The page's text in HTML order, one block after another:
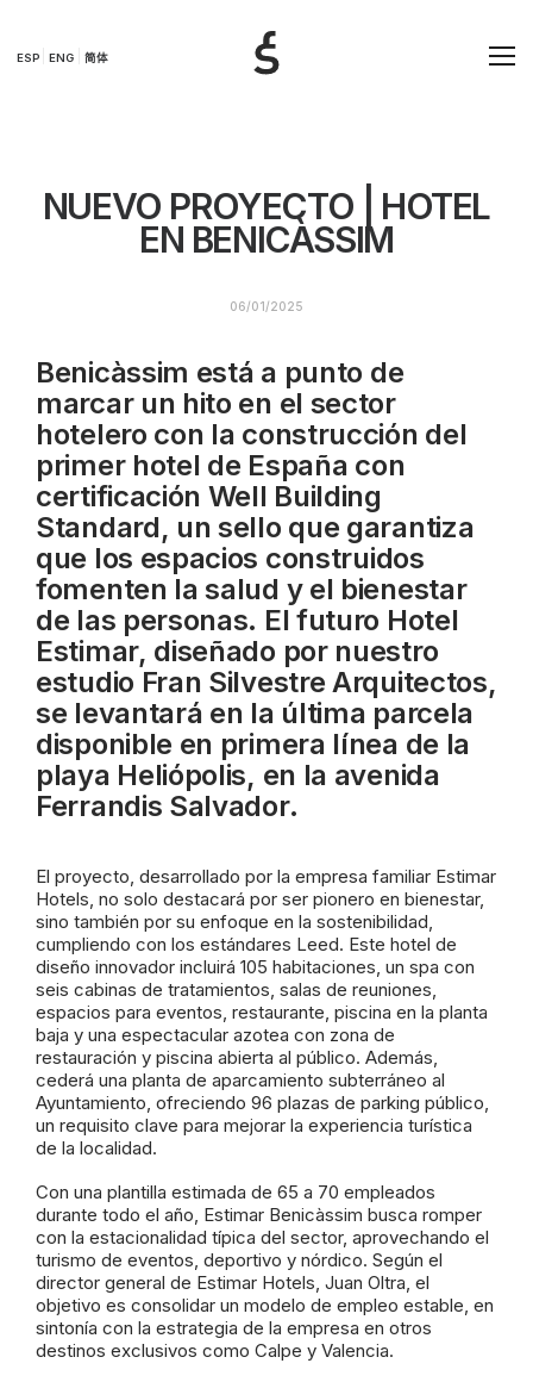
ESP ENG 简体
NUEVO PROYECTO | HOTEL
EN BENICÀSSIM
06/01/2025
Benicàssim está a punto de
marcar un hito en el sector
hotelero con la construcción del
primer hotel de España con
certificación Well Building
Standard, un sello que garantiza
que los espacios construidos
fomenten la salud y el bienestar
de las personas. El futuro Hotel
Estimar, diseñado por nuestro
estudio Fran Silvestre Arquitectos,
se levantará en la última parcela
disponible en primera línea de la
playa Heliópolis, en la avenida
Ferrandis Salvador.
El proyecto, desarrollado por la empresa familiar Estimar
Hotels, no solo destacará por ser pionero en bienestar,
sino también por su enfoque en la sostenibilidad,
cumpliendo con los estándares Leed. Este hotel de
diseño innovador incluirá 105 habitaciones, un spa con
seis cabinas de tratamientos, salas de reuniones,
espacios para eventos, restaurante, piscina en la planta
baja y una espectacular azotea con zona de
restauración y piscina abierta al público. Además,
cederá una planta de aparcamiento subterráneo al
Ayuntamiento, ofreciendo 96 plazas de parking público,
un requisito clave para mejorar la experiencia turística
de la localidad.
Con una plantilla estimada de 65 a 70 empleados
durante todo el año, Estimar Benicàssim busca romper
con la estacionalidad típica del sector, aprovechando el
turismo de eventos, deportivo y nórdico. Según el
director general de Estimar Hotels, Juan Oltra, el
objetivo es consolidar un modelo de empleo estable, en
sintonía con la estrategia de la empresa en otros
destinos exclusivos como Calpe y Valencia.